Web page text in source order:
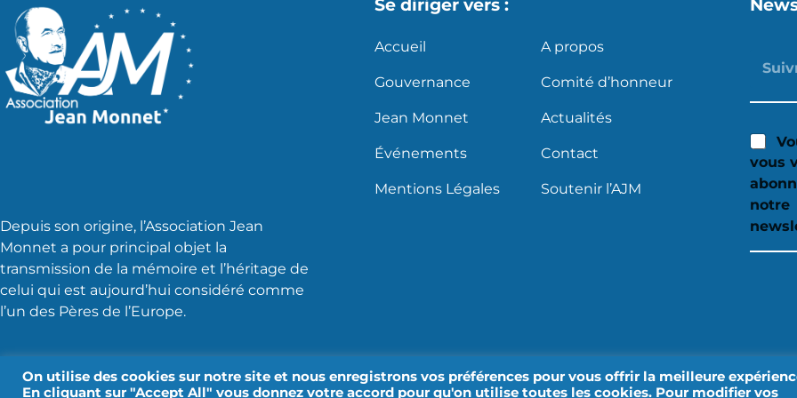
Depuis son origine, l’Association Jean
Monnet a pour principal objet la
transmission de la mémoire et l’héritage de
celui qui est aujourd’hui considéré comme
l’un des Pères de l’Europe.
Se diriger vers :
Accueil A propos
Gouvernance Comité d’honneur
Jean Monnet Actualités
Événements Contact
Mentions Légales Soutenir l’AJM
vous
notre
On utilise des cookies sur notre site et nous enregistrons vos préférences pour vous offrir la meilleure
En cliquant sur "Accept All" vous donnez votre accord pour qu'on utilise toutes les cookies. Pour modifier vos